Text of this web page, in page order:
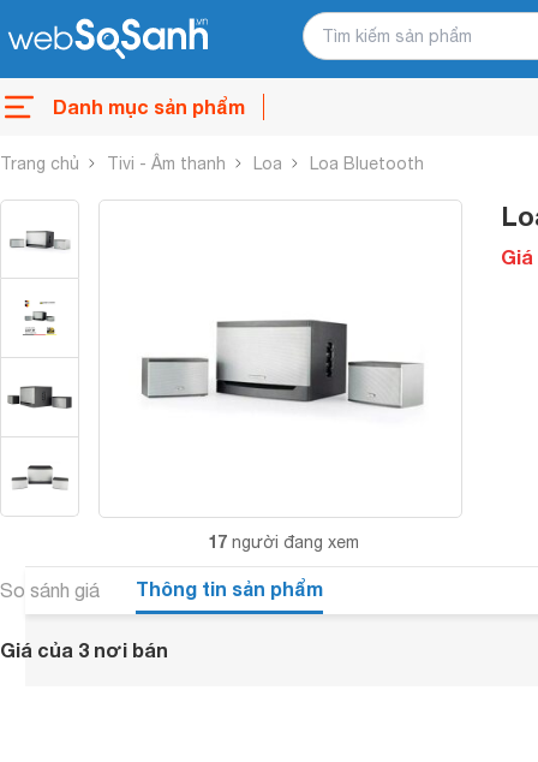
Danh mục sản phẩm
Trang chủ Tivi - Âm thanh Loa Loa Bluetooth
17 người đang xem
Giá
So sánh giá Thông tin sản phẩm
Giá của 3 nơi bán